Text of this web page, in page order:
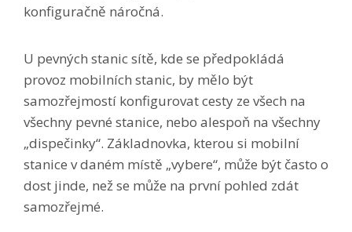
konfiguračně náročná.
U pevných stanic sítě, kde se předpokládá
provoz mobilních stanic, by mělo být
samozřejmostí konfigurovat cesty ze všech na
všechny pevné stanice, nebo alespoň na všechny
„dispečinky“. Základnovka, kterou si mobilní
stanice v daném místě „vybere“, může být často o
dost jinde, než se může na první pohled zdát
samozřejmé.